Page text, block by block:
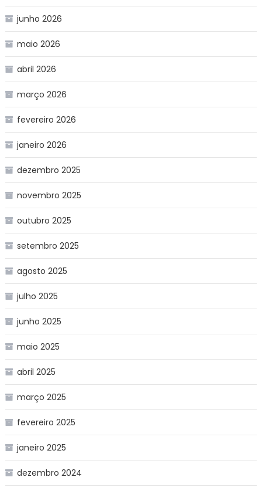
junho 2026
maio 2026
abril 2026
março 2026
fevereiro 2026
janeiro 2026
dezembro 2025
novembro 2025
outubro 2025
setembro 2025
agosto 2025
julho 2025
junho 2025
maio 2025
abril 2025
março 2025
fevereiro 2025
janeiro 2025
dezembro 2024